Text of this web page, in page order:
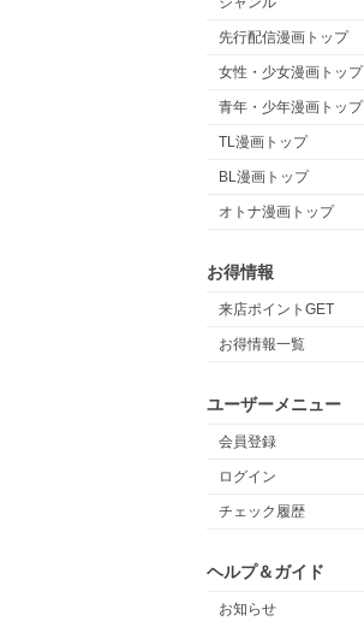
先行配信漫画トップ
女性・少女漫画トップ
青年・少年漫画トップ
TL漫画トップ
BL漫画トップ
オトナ漫画トップ
お得情報
来店ポイントGET
お得情報一覧
ユーザーメニュー
会員登録
ログイン
チェック履歴
ヘルプ＆ガイド
お知らせ